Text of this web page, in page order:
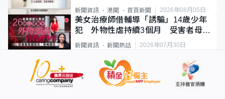
類案最惡劣
新聞資訊 港聞 首頁新聞 2026年08月05日
美女治療師借輔導「誘騙」14歲少年
犯 外物性虐持續3個月 受害者母：
要保護其他人
新聞資訊 新聞熱話 2026年07月30日